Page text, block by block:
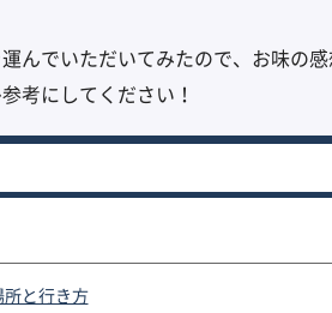
んでいただいてみたので、お味の
考にしてください！
と行き方